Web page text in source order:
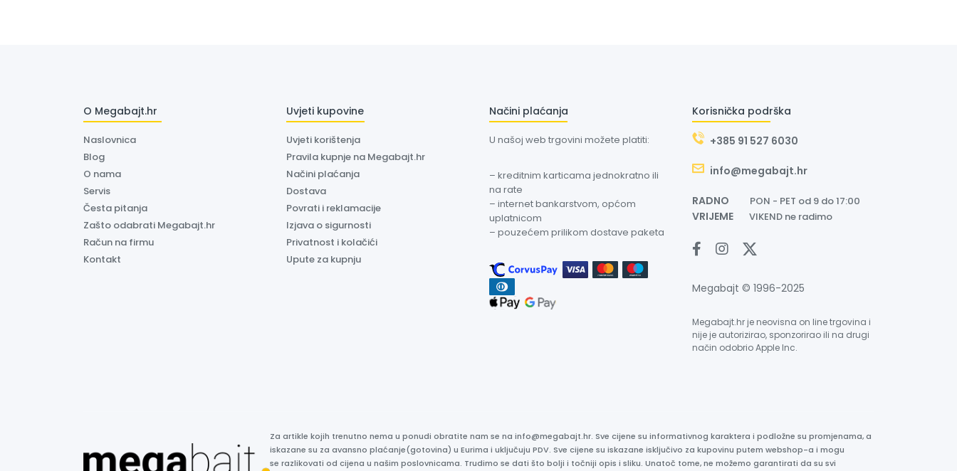
O Megabajt.hr
Naslovnica
Blog
O nama
Servis
Česta pitanja
Zašto odabrati Megabajt.hr
Račun na firmu
Kontakt
Uvjeti kupovine
Uvjeti korištenja
Pravila kupnje na Megabajt.hr
Načini plaćanja
Dostava
Povrati i reklamacije
Izjava o sigurnosti
Privatnost i kolačići
Upute za kupnju
Načini plaćanja
U našoj web trgovini možete platiti:
– kreditnim karticama jednokratno ili
na rate
– internet bankarstvom, općom
uplatnicom
– pouzećem prilikom dostave paketa
Korisnička podrška
+385 91 527 6030
info@megabajt.hr
RADNO PON - PET od 9 do 17:00
VRIJEME VIKEND ne radimo
Megabajt © 1996-2025
Megabajt.hr je neovisna on line trgovina i
nije je autorizirao, sponzorirao ili na drugi
način odobrio Apple Inc.
Za artikle kojih trenutno nema u ponudi obratite nam se na info@megabajt.hr. Sve cijene su informativnog karaktera i podložne su promjenama, a
iskazane su za avansno plaćanje(gotovina) u Eurima i uključuju PDV. Sve cijene su iskazane isključivo za kupovinu putem webshop-a i mogu
se razlikovati od cijena u našim poslovnicama. Trudimo se dati što bolji i točniji opis i sliku. Unatoč tome, ne možemo garantirati da su svi